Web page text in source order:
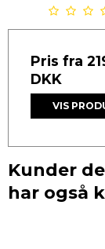
Pris fra
DKK
VIS
Kunder
har også